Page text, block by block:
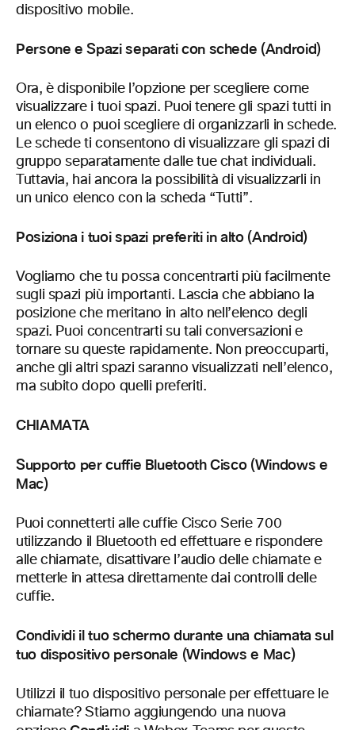
dispositivo mobile.
Persone e Spazi separati con schede (Android)
Ora, è disponibile l’opzione per scegliere come
visualizzare i tuoi spazi. Puoi tenere gli spazi tutti in
un elenco o puoi scegliere di organizzarli in schede.
Le schede ti consentono di visualizzare gli spazi di
gruppo separatamente dalle tue chat individuali.
Tuttavia, hai ancora la possibilità di visualizzarli in
un unico elenco con la scheda “Tutti”.
Posiziona i tuoi spazi preferiti in alto (Android)
Vogliamo che tu possa concentrarti più facilmente
sugli spazi più importanti. Lascia che abbiano la
posizione che meritano in alto nell’elenco degli
spazi. Puoi concentrarti su tali conversazioni e
tornare su queste rapidamente. Non preoccuparti,
anche gli altri spazi saranno visualizzati nell’elenco,
ma subito dopo quelli preferiti.
CHIAMATA
Supporto per cuffie Bluetooth Cisco (Windows e
Mac)
Puoi connetterti alle cuffie Cisco Serie 700
utilizzando il Bluetooth ed effettuare e rispondere
alle chiamate, disattivare l’audio delle chiamate e
metterle in attesa direttamente dai controlli delle
cuffie.
Condividi il tuo schermo durante una chiamata sul
tuo dispositivo personale (Windows e Mac)
Utilizzi il tuo dispositivo personale per effettuare le
chiamate? Stiamo aggiungendo una nuova